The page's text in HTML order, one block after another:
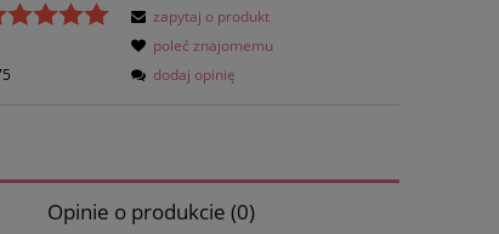
zapytaj o produkt
poleć znajomemu
dodaj opinię
Opinie o produkcie (0)